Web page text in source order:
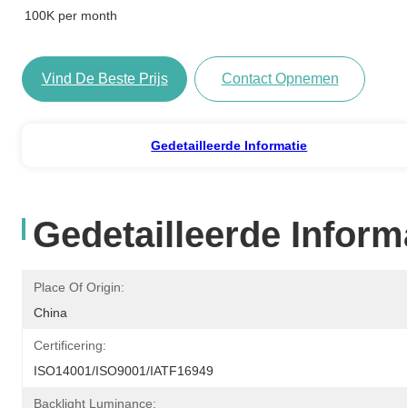
100K per month
Vind De Beste Prijs Contact Opnemen
Gedetailleerde Informatie
Gedetailleerde
Place Of Origin:
China
Certificering:
ISO14001/ISO9001/IATF16949
Backlight Luminance: